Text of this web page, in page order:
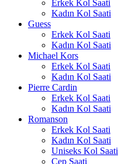
Erkek Kol Saati
Kadın Kol Saati
Guess
Erkek Kol Saati
Kadın Kol Saati
Michael Kors
Erkek Kol Saati
Kadın Kol Saati
Pierre Cardin
Erkek Kol Saati
Kadın Kol Saati
Romanson
Erkek Kol Saati
Kadın Kol Saati
Uniseks Kol Saati
Cep Saati